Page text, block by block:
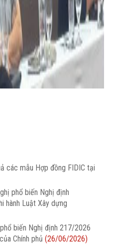
các mẫu Hợp đồng FIDIC tại
phổ biến Nghị định
hành Luật Xây dựng
biến Nghị định 217/2026
Chính phủ(26/06/2026)